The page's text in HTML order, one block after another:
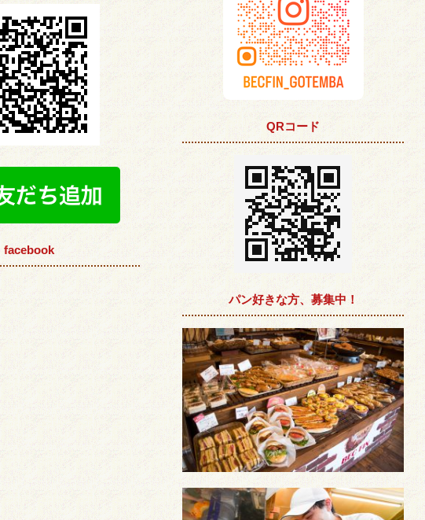
facebook
QRコード
パン好きな方、募集中！